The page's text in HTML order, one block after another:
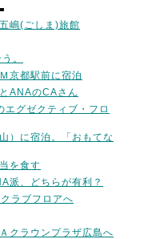
嶋(ごしま)旅館
。
京都駅前に宿泊
ANAのCAさん
グゼクティブ・フロ
）に宿泊。「おもてな
を食す
派、どちらが有利？
ラブフロアへ
クラウンプラザ広島へ